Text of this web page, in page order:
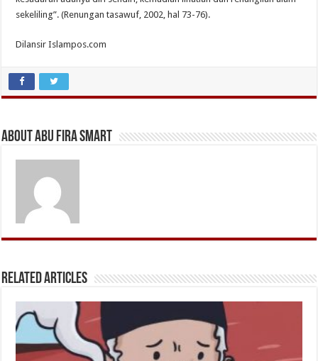
sekeliling”. (Renungan tasawuf, 2002, hal 73-76).
Dilansir Islampos.com
About Abu Fira Smart
Related Articles